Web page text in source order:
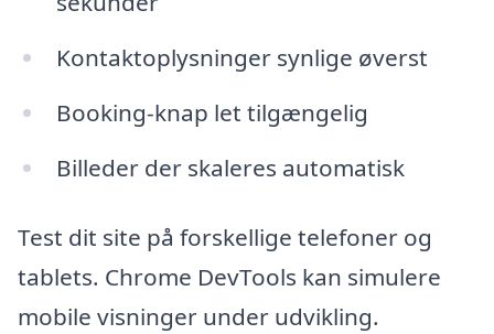
Kontaktoplysninger synlige øverst
Booking-knap let tilgængelig
Billeder der skaleres automatisk
Test dit site på forskellige telefoner og
tablets. Chrome DevTools kan simulere
mobile visninger under udvikling.